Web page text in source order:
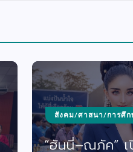
สังคม/ศาสนา/การศึก
“ฮันนี่–ณภัค” เ